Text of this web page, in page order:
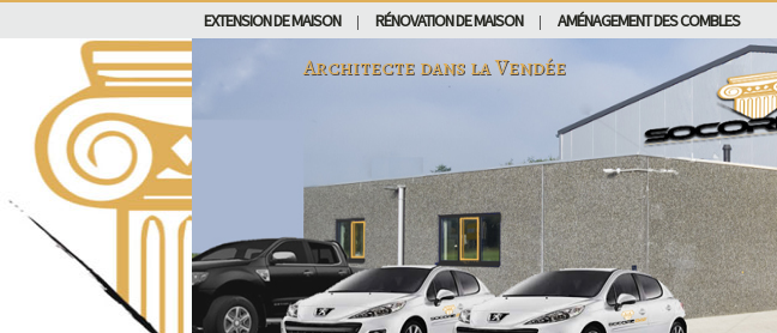
EXTENSION DE MAISON RÉNOVATION DE MAISON AMÉNAGEMENT DES COMBLES
Architecte dans la Vendée